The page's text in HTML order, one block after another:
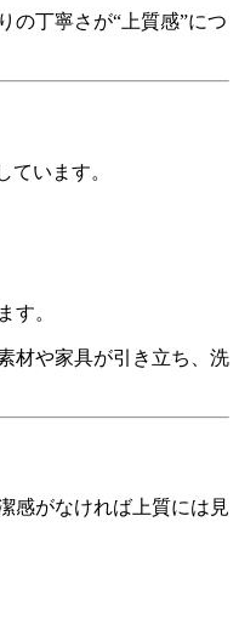
の丁寧さが“上質感”につ
ています。
す。
材や家具が引き立ち、洗
感がなければ上質には見